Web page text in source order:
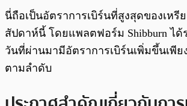
นี่ถือเป็นอัตราการเบิร์นที่สูงสุดของเหรี
สัปดาห์นี้ โดยแพลตฟอร์ม Shibburn ได้
วันที่ผ่านมามีอัตราการเบิร์นเพิ่มขึ้นเพีย
ตามลำดับ